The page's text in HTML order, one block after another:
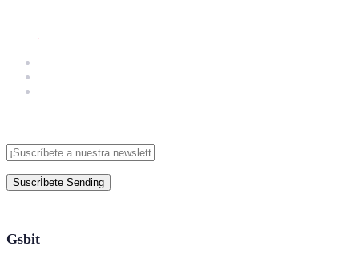
SuscrÍbete Sending
Gsbit